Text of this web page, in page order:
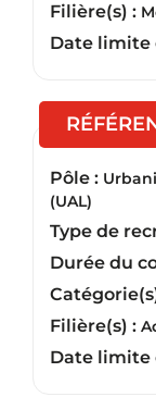
Filière(s) :
Date limite
Pôle :
(UAL)
Type de
Durée du
Filière(s) :
Date limite